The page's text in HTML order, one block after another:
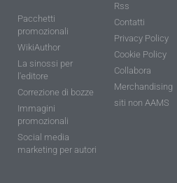
Pacchetti
promozionali
WikiAuthor
La sinossi per
l'editore
Correzione di bozze
Immagini
promozionali
Social media
marketing per autori
Rss
Contatti
Privacy Policy
Cookie Policy
Collabora
Merchandising
siti non AAMS